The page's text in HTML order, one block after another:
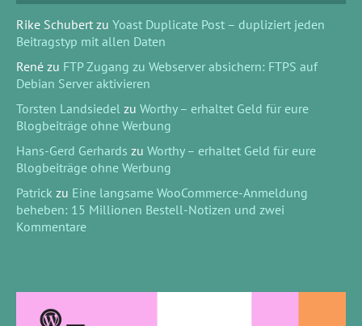
Rike Schubert zu Yoast Duplicate Post – dupliziert jeden
Beitragstyp mit allen Daten
René zu FTP Zugang zu Webserver absichern: FTPS auf
Debian Server aktivieren
Torsten Landsiedel zu Worthy – erhaltet Geld für eure
Blogbeiträge ohne Werbung
Hans-Gerd Gerhards zu Worthy – erhaltet Geld für eure
Blogbeiträge ohne Werbung
Patrick zu Eine langsame WooCommerce-Anmeldung
beheben: 15 Millionen Bestell-Notizen und zwei
Kommentare